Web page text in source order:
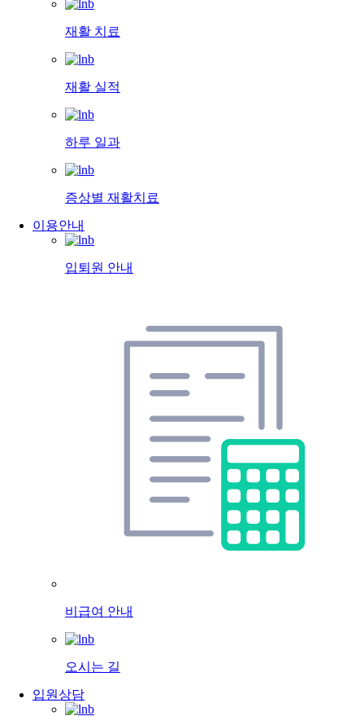
재활 치료
재활 실적
하루 일과
증상별 재활치료
이용안내
입퇴원 안내
비급여 안내
오시는 길
입원상담